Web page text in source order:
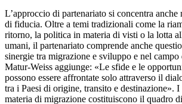
L’approccio di partenariato si concentra
di fiducia. Oltre a temi tradizionali come la
ritorno, la politica in materia di visti o la lotta
umani, il partenariato comprende anche
sinergie tra migrazione e sviluppo e nel
Matur-Weiss aggiunge: «Le sfide e le
possono essere affrontate solo attraverso il
tra i Paesi di origine, transito e destinazione».
materia di migrazione costituiscono il quadro